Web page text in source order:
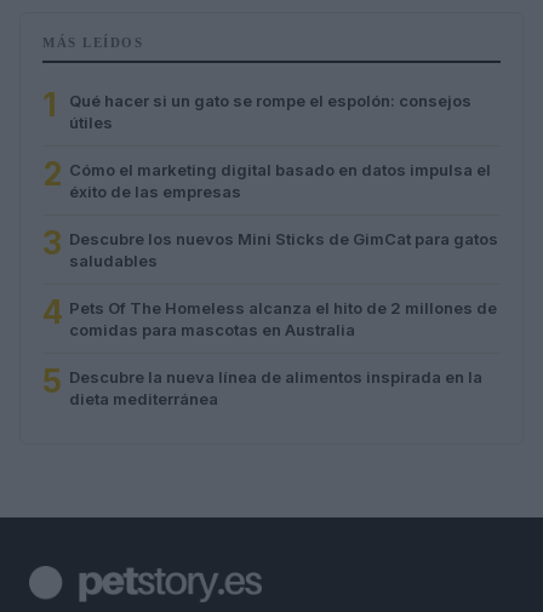
MÁS LEÍDOS
1
Qué hacer si un gato se rompe el espolón: consejos
útiles
2 Cómo el marketing digital basado en datos impulsa el
éxito de las empresas
3 Descubre los nuevos Mini Sticks de GimCat para gatos
saludables
4 Pets Of The Homeless alcanza el hito de 2 millones de
comidas para mascotas en Australia
5 Descubre la nueva línea de alimentos inspirada en la
dieta mediterránea